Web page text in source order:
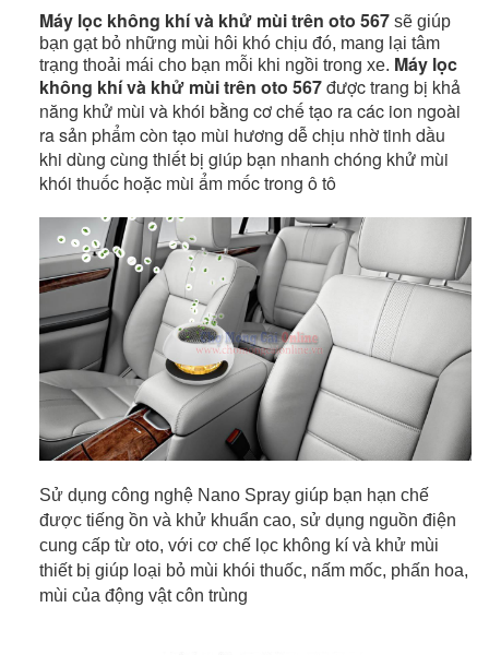
Máy lọc không khí và khử mùi trên oto 567 sẽ giúp
bạn gạt bỏ những mùi hôi khó chịu đó, mang lại tâm
trạng thoải mái cho bạn mỗi khi ngồi trong xe. Máy lọc
không khí và khử mùi trên oto 567được trang bị khả
năng khử mùi và khói bằng cơ chế tạo ra các ion ngoài
ra sản phẩm còn tạo mùi hương dễ chịu nhờ tinh dầu
khi dùng cùng thiết bị giúp bạn nhanh chóng khử mùi
khói thuốc hoặc mùi ẩm mốc trong ô tô
Sử dụng công nghệ Nano Spray giúp bạn hạn chế
được tiếng ồn và khử khuẩn cao, sử dụng nguồn điện
cung cấp từ oto, với cơ chế lọc không kí và khử mùi
thiết bị giúp loại bỏ mùi khói thuốc, nấm mốc, phấn hoa,
mùi của động vật côn trùng